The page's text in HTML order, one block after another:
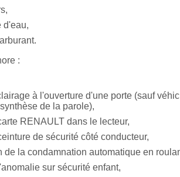
d'eau,
:
à l'ouverture d'une porte (sauf
de la parole),
RENAULT dans le lecteur,
de sécurité côté conducteur,
de la condamnation automatique en
sur sécurité enfant,